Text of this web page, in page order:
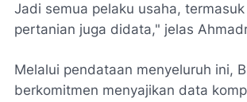
Jadi semua pelaku usaha,
pertanian juga didata," jelas
​Melalui pendataan menyeluruh ini,
berkomitmen menyajikan data